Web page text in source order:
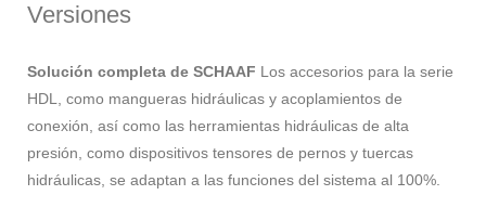
Versiones
Solución completa de SCHAAF Los accesorios para la serie
HDL, como mangueras hidráulicas y acoplamientos de
conexión, así como las herramientas hidráulicas de alta
presión, como dispositivos tensores de pernos y tuercas
hidráulicas, se adaptan a las funciones del sistema al 100%.